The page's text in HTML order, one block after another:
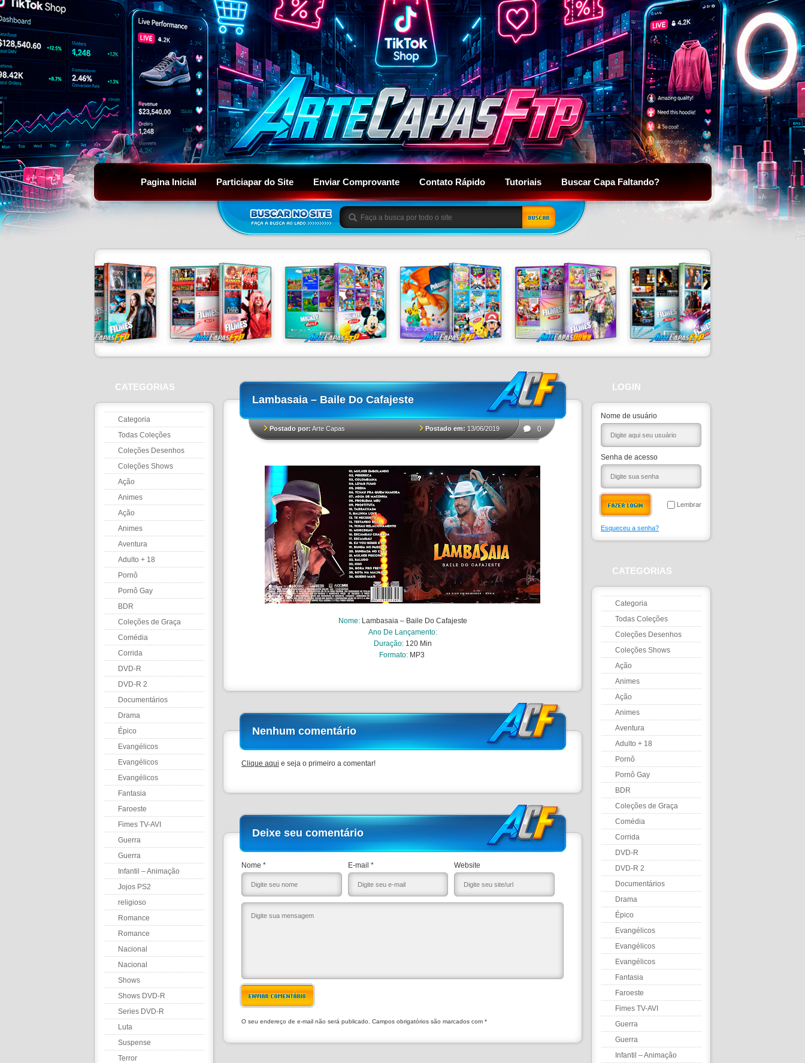
Pagina Inicial Particiapar do Site Enviar Comprovante Contato Rápido Tutoriais Buscar Capa Faltando?
BUSCAR
CATEGORIAS
Categoria
Todas Coleções
Coleções Desenhos
Coleções Shows
Ação
Animes
Ação
Animes
Aventura
Adulto + 18
Pornô
Pornô Gay
BDR
Coleções de Graça
Comédia
Corrida
DVD-R
DVD-R 2
Documentários
Drama
Épico
Evangélicos
Evangélicos
Evangélicos
Fantasia
Faroeste
Fimes TV-AVI
Guerra
Guerra
Infantil – Animação
Jojos PS2
religioso
Romance
Romance
Nacional
Nacional
Shows
Shows DVD-R
Series DVD-R
Luta
Suspense
Terror
Lambasaia – Baile Do Cafajeste
Postado por:Arte Capas 0
Postado em:13/06/2019
Nome: Lambasaia – Baile Do Cafajeste
Ano De Lançamento:
Duração: 120 Min
Formato: MP3
Nenhum comentário
Clique aqui e seja o primeiro a comentar!
Deixe seu comentário
Nome * E-mail * Website
ENVIAR COMENTÁRIO
O seu endereço de e-mail não será publicado. Campos obrigatórios são marcados com *
LOGIN
Nome de usuário
Senha de acesso
Lembrar
Esqueceu a senha?
CATEGORIAS
Categoria
Todas Coleções
Coleções Desenhos
Coleções Shows
Ação
Animes
Ação
Animes
Aventura
Adulto + 18
Pornô
Pornô Gay
BDR
Coleções de Graça
Comédia
Corrida
DVD-R
DVD-R 2
Documentários
Drama
Épico
Evangélicos
Evangélicos
Evangélicos
Fantasia
Faroeste
Fimes TV-AVI
Guerra
Guerra
Infantil – Animação